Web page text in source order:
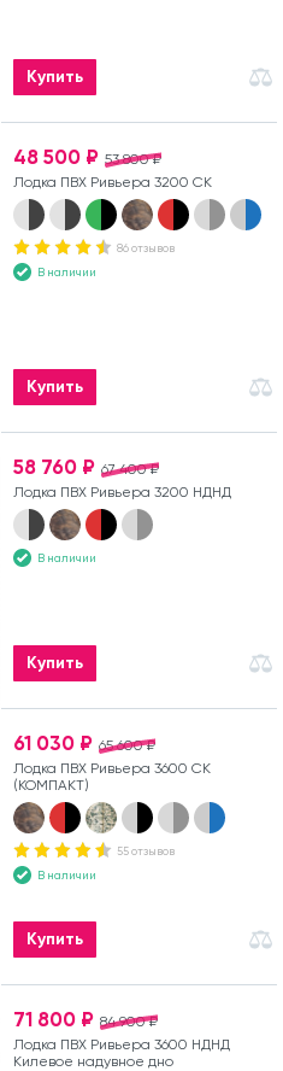
Купить
53 800 ₽
48 500 ₽
Лодка ПВХ Ривьера 3200 СК
86 отзывов
В наличии
Купить
67 400 ₽
58 760 ₽
Лодка ПВХ Ривьера 3200 НДНД
В наличии
Купить
65 600 ₽
61 030 ₽
Лодка ПВХ Ривьера 3600 СК
(КОМПАКТ)
55 отзывов
В наличии
Купить
84 900 ₽
71 800 ₽
Лодка ПВХ Ривьера 3600 НДНД
Килевое надувное дно